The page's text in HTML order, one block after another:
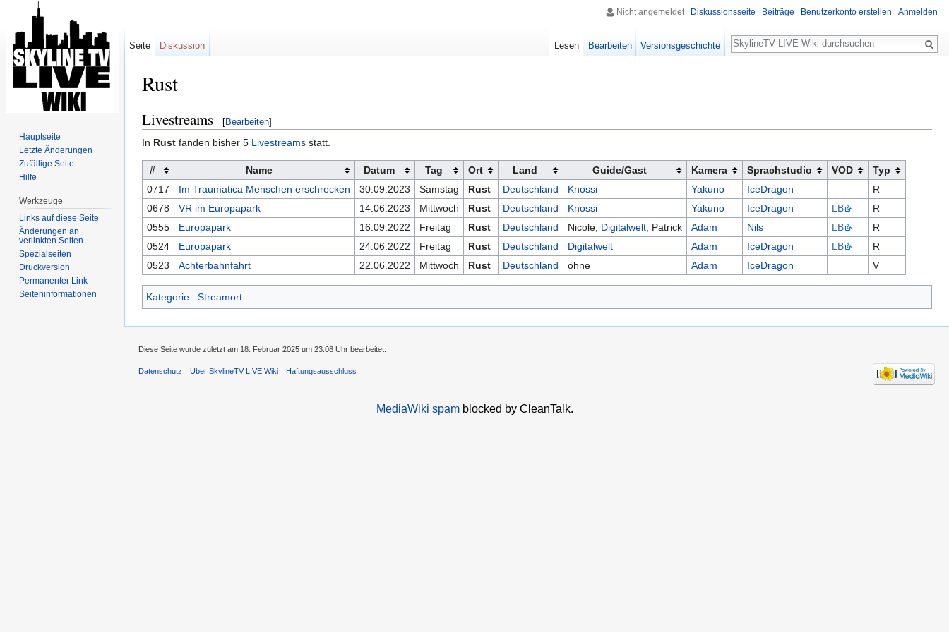
Rust
Livestreams [Bearbeiten]
In Rust fanden bisher 5 Livestreams statt.
# Name Datum Tag Ort Land Guide/Gast Kamera Sprachstudio VOD
Typ
0717
Im Traumatica Menschen erschrecken 30.09.2023 Samstag Rust Deutschland Knossi Yakuno IceDragon
R
0678
VR im Europapark 14.06.2023 Mittwoch Rust Deutschland Knossi Yakuno IceDragon LB
R
0555
Europapark 16.09.2022 Freitag Rust Deutschland Nicole, Digitalwelt, Patrick Adam Nils LB
R
0524
Europapark 24.06.2022 Freitag Rust Deutschland Digitalwelt Adam IceDragon LB
R
0523
Achterbahnfahrt 22.06.2022 Mittwoch Rust Deutschland ohne Adam IceDragon V
Kategorie: Streamort
Nicht angemeldet Diskussionsseite Beiträge Benutzerkonto erstellen Anmelden
Seite Diskussion Lesen Bearbeiten Versionsgeschichte
Suche
Hauptseite
Letzte Änderungen
Zufällige Seite
Hilfe
Werkzeuge
Links auf diese Seite
Änderungen an
verlinkten Seiten
Spezialseiten
Druckversion
Permanenter Link
Seiten­informationen
Diese Seite wurde zuletzt am 18. Februar 2025 um 23:08 Uhr bearbeitet.
Datenschutz Über SkylineTV LIVE Wiki Haftungsausschluss
MediaWiki spamblocked by CleanTalk.